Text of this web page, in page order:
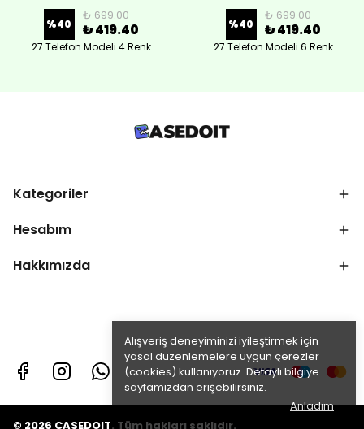
Alışveriş deneyiminizi iyileştirmek için
yasal düzenlemelere uygun çerezler
(cookies) kullanıyoruz. Detaylı bilgiye
sayfamızdan erişebilirsiniz.
Anladım
%40
₺ 699.00
₺ 419.40
27 Telefon Modeli 4 Renk
%40
₺ 699.00
₺ 419.40
27 Telefon Modeli 6 Renk
Kategoriler
Hesabım
Hakkımızda
© 2026 CASEDOIT. Tüm hakları saklıdır.